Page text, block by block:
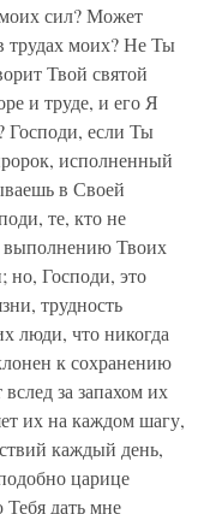
сил? Может
трудах моих? Не Ты
Твой святой
и труде, и его Я
Господи, если Ты
исполненный
в Своей
те, кто не
выполнению Твоих
но, Господи, это
трудность
люди, что никогда
к сохранению
за запахом их
их на каждом шагу,
каждый день,
царице
дать мне